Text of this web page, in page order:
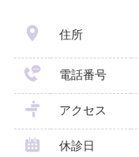
住所
電話番号
アクセス
休診日